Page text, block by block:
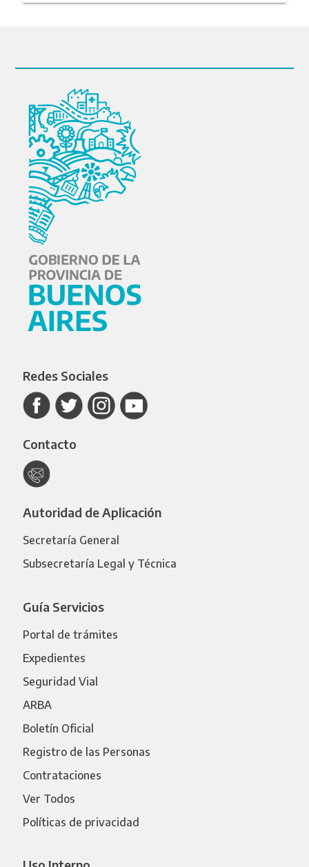
Redes Sociales
Contacto
Autoridad de Aplicación
Secretaría General
Subsecretaría Legal y Técnica
Guía Servicios
Portal de trámites
Expedientes
Seguridad Vial
ARBA
Boletín Oficial
Registro de las Personas
Contrataciones
Ver Todos
Políticas de privacidad